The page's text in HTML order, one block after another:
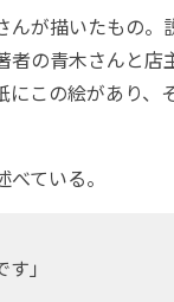
が描いたもの。
者の青木さんと
この絵があり
ている。
」